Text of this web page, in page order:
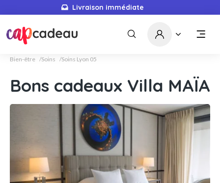
Livraison immédiate
Bien-être Soins Soins Lyon 05
Bons cadeaux Villa MAÏA